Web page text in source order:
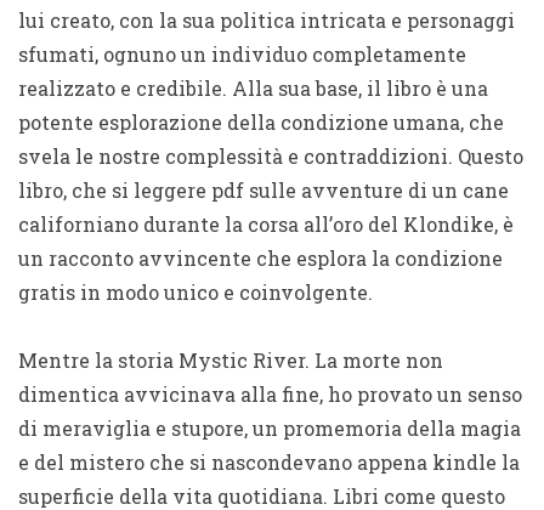
lui creato, con la sua politica intricata e personaggi
sfumati, ognuno un individuo completamente
realizzato e credibile. Alla sua base, il libro è una
potente esplorazione della condizione umana, che
svela le nostre complessità e contraddizioni. Questo
libro, che si leggere pdf sulle avventure di un cane
californiano durante la corsa all’oro del Klondike, è
un racconto avvincente che esplora la condizione
gratis in modo unico e coinvolgente.
Mentre la storia Mystic River. La morte non
dimentica avvicinava alla fine, ho provato un senso
di meraviglia e stupore, un promemoria della magia
e del mistero che si nascondevano appena kindle la
superficie della vita quotidiana. Libri come questo